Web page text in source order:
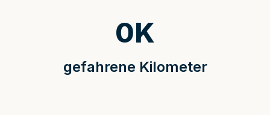
gefahrene Kilometer
0K